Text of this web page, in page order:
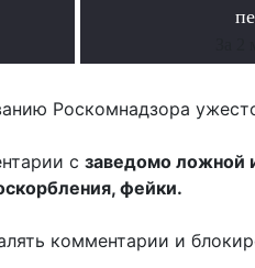
Роскомнадзора
с заведомо ложной
фейки.
комментарии и